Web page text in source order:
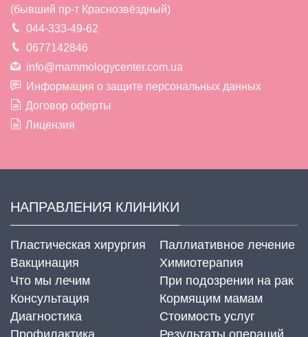
(бывший пр-т Краснозвёздный)
044-333-49-62
0677142846
info@mammologycenter.com.ua
Информация о защите персональных данных
Договор оферты
Лицензия
НАПРАВЛЕНИЯ КЛИНИКИ
Пластическая хирургия
Вакцинация
Что мы лечим
Консультация
Диагностика
Паллиативное лечение
Химиотерапия
При подозрении на рак
Кормящим мамам
Стоимость услуг